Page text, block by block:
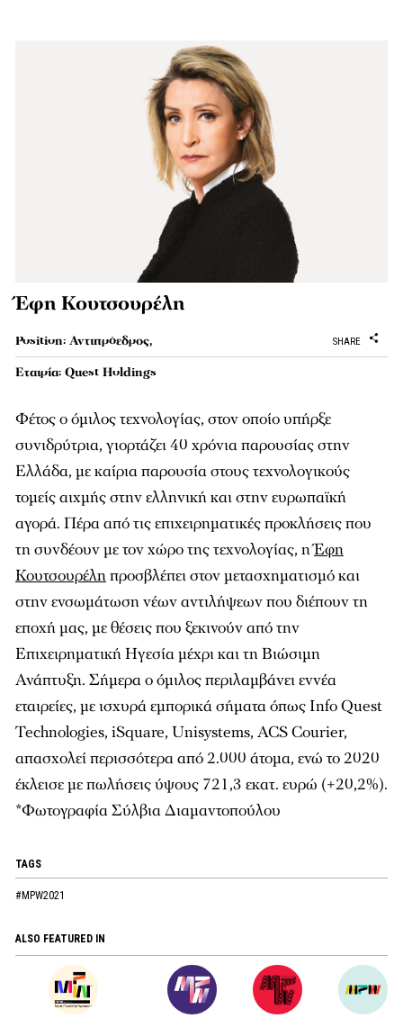
Έφη Κουτσουρέλη
SHARE
Position: Αντιπρόεδρος,
Εταιρία: Quest Holdings
Φέτος ο όμιλος τεχνολογίας, στον οποίο υπήρξε
συνιδρύτρια, γιορτάζει 40 χρόνια παρουσίας στην
Ελλάδα, με καίρια παρουσία στους τεχνολογικούς
τομείς αιχμής στην ελληνική και στην ευρωπαϊκή
αγορά. Πέρα από τις επιχειρηματικές προκλήσεις που
τη συνδέουν με τον χώρο της τεχνολογίας, ηΈφη
Κουτσουρέληπροσβλέπει στον μετασχηματισμό και
στην ενσωμάτωση νέων αντιλήψεων που διέπουν τη
εποχή μας, με θέσεις που ξεκινούν από την
Επιχειρηματική Ηγεσία μέχρι και τη Βιώσιμη
Ανάπτυξη. Σήμερα ο όμιλος περιλαμβάνει εννέα
εταιρείες, με ισχυρά εμπορικά σήματα όπως Info Quest
Technologies, iSquare, Unisystems, ACS Courier,
απασχολεί περισσότερα από 2.000 άτομα, ενώ το 2020
έκλεισε με πωλήσεις ύψους 721,3 εκατ. ευρώ (+20,2%).
*Φωτογραφία Σύλβια Διαμαντοπούλου
TAGS
#MPW2021
ALSO FEATURED IN